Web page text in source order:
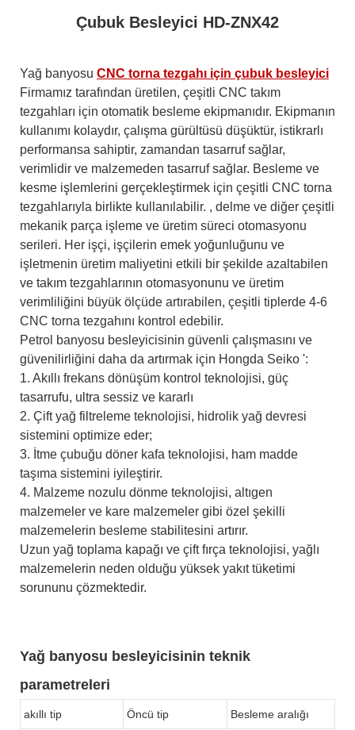
Çubuk Besleyici HD-ZNX42
Yağ banyosu CNC torna tezgahı için çubuk besleyici
Firmamız tarafından üretilen, çeşitli CNC takım
tezgahları için otomatik besleme ekipmanıdır. Ekipmanın
kullanımı kolaydır, çalışma gürültüsü düşüktür, istikrarlı
performansa sahiptir, zamandan tasarruf sağlar,
verimlidir ve malzemeden tasarruf sağlar. Besleme ve
kesme işlemlerini gerçekleştirmek için çeşitli CNC torna
tezgahlarıyla birlikte kullanılabilir. , delme ve diğer çeşitli
mekanik parça işleme ve üretim süreci otomasyonu
serileri. Her işçi, işçilerin emek yoğunluğunu ve
işletmenin üretim maliyetini etkili bir şekilde azaltabilen
ve takım tezgahlarının otomasyonunu ve üretim
verimliliğini büyük ölçüde artırabilen, çeşitli tiplerde 4-6
CNC torna tezgahını kontrol edebilir.
Petrol banyosu besleyicisinin güvenli çalışmasını ve
güvenilirliğini daha da artırmak için Hongda Seiko ':
1. Akıllı frekans dönüşüm kontrol teknolojisi, güç
tasarrufu, ultra sessiz ve kararlı
2. Çift yağ filtreleme teknolojisi, hidrolik yağ devresi
sistemini optimize eder;
3. İtme çubuğu döner kafa teknolojisi, ham madde
taşıma sistemini iyileştirir.
4. Malzeme nozulu dönme teknolojisi, altıgen
malzemeler ve kare malzemeler gibi özel şekilli
malzemelerin besleme stabilitesini artırır.
Uzun yağ toplama kapağı ve çift fırça teknolojisi, yağlı
malzemelerin neden olduğu yüksek yakıt tüketimi
sorununu çözmektedir.
Yağ banyosu besleyicisinin teknik
parametreleri
akıllı tip Öncü tip Besleme aralığı